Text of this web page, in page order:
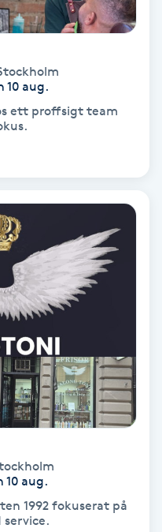
10 aug.
ett proffsigt team
10 aug.
1992 fokuserat på